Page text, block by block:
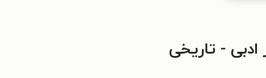
- تاریخی